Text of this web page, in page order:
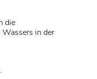
die
Wassers in der